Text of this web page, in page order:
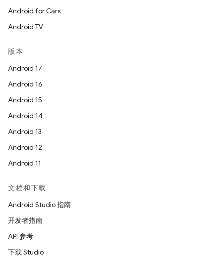
Android for Cars
Android TV
版本
Android 17
Android 16
Android 15
Android 14
Android 13
Android 12
Android 11
文档和下载
Android Studio 指南
开发者指南
API 参考
下载 Studio